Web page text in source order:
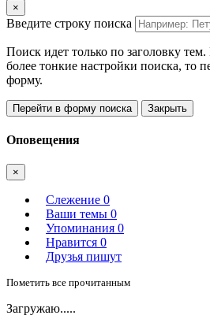
×
Введите строку поиска
Поиск идет только по заголовку
более тонкие настройки поиска, то
форму.
Перейти в форму поиска Закрыть
Оповещения
×
Слежение 0
Ваши темы 0
Упоминания 0
Нравится 0
Друзья пишут
Пометить все прочитанным
Загружаю.....